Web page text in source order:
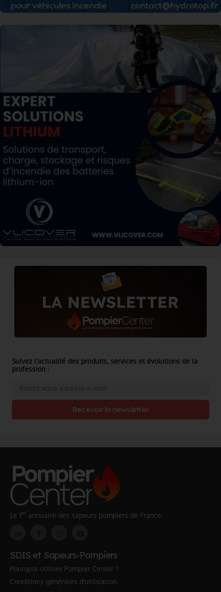
Suivez l'actualité des produits, services et évolutions de la
profession :
Recevoir la newsletter
Le 1er annuaire des sapeurs pompiers de France.
SDIS et Sapeurs-Pompiers
Pourquoi utiliser Pompier Center ?
Conditions générales d'utilisation